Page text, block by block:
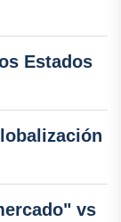
Estados
vs